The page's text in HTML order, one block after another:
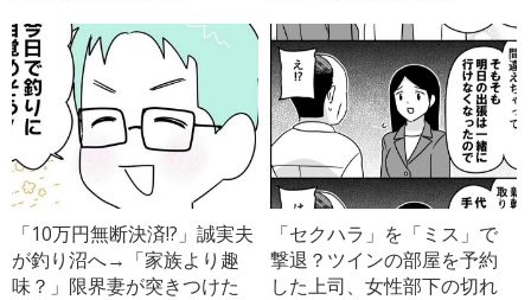
「10万円無断決済!?」誠実夫
が釣り沼へ→「家族より趣
味？」限界妻が突きつけた
「セクハラ」を「ミス」で
撃退？ツインの部屋を予約
した上司、女性部下の切れ